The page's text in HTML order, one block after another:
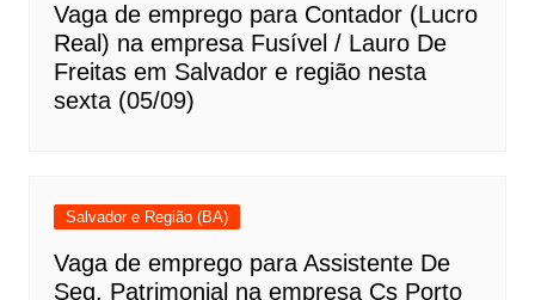
Vaga de emprego para Contador (Lucro
Real) na empresa Fusível / Lauro De
Freitas em Salvador e região nesta
sexta (05/09)
Salvador e Região (BA)
Vaga de emprego para Assistente De
Seg. Patrimonial na empresa Cs Porto